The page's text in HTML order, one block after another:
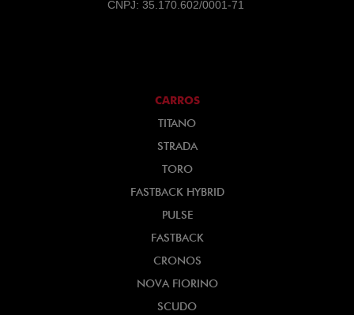
CNPJ: 35.170.602/0001-71
CARROS
TITANO
STRADA
TORO
FASTBACK HYBRID
PULSE
FASTBACK
CRONOS
NOVA FIORINO
SCUDO